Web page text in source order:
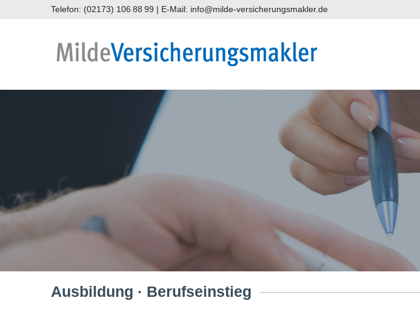
Telefon: (02173) 106 88 99 | E-Mail: info@milde-versicherungsmakler.de
Ausbildung · Berufseinstieg